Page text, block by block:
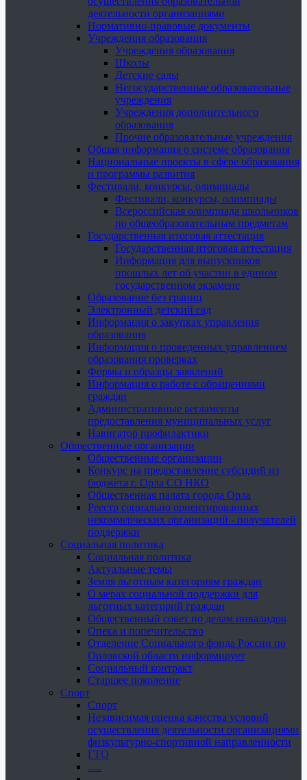
деятельности организациями
Нормативно-правовые документы
Учреждения образования
Учреждения образования
Школы
Детские сады
Негосударственные образовательные
учреждения
Учреждения дополнительного
образования
Прочие образовательные учреждения
Общая информация о системе образования
Национальные проекты в сфере образования
и программы развития
Фестивали, конкурсы, олимпиады
Фестивали, конкурсы, олимпиады
Всероссийская олимпиада школьников
по общеобразовательным предметам
Государственная итоговая аттестация
Государственная итоговая аттестация
Информация для выпускников
прошлых лет об участии в едином
государственном экзамене
Образование без границ
Электронный детский сад
Информация о закупках управления
образования
Информация о проведенных управлением
образования проверках
Формы и образцы заявлений
Информация о работе с обращениями
граждан
Административные регламенты
предоставления муниципальных услуг
Навигатор профилактики
Общественные организации
Общественные организации
Конкурс на предоставление субсидий из
бюджета г. Орла СО НКО
Общественная палата города Орла
Реестр социально ориентированных
некоммерческих организаций - получателей
поддержки
Социальная политика
Социальная политика
Актуальные темы
Земля льготным категориям граждан
О мерах социальной поддержки для
льготных категорий граждан
Общественный совет по делам инвалидов
Опека и попечительство
Отделение Социального фонда России по
Орловской области информирует
Социальный контракт
Старшее поколение
Спорт
Спорт
Независимая оценка качества условий
осуществления деятельности организациями
физкультурно-спортивной направленности
ГТО
.....